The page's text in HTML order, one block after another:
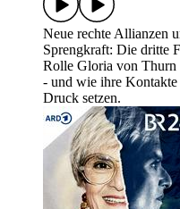
Neue rechte Allianzen
Sprengkraft: Die dritte
Rolle Gloria von Thurn
- und wie ihre Kontakte
Druck setzen.